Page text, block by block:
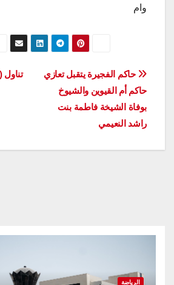
وام
تصفّح
المقالات
تناول
حاكم الفجيرة يتقبل تعازي
حاكم أم القيوين والشيوخ
بوفاة الشيخة فاطمة بنت
راشد النعيمي
الرياضة